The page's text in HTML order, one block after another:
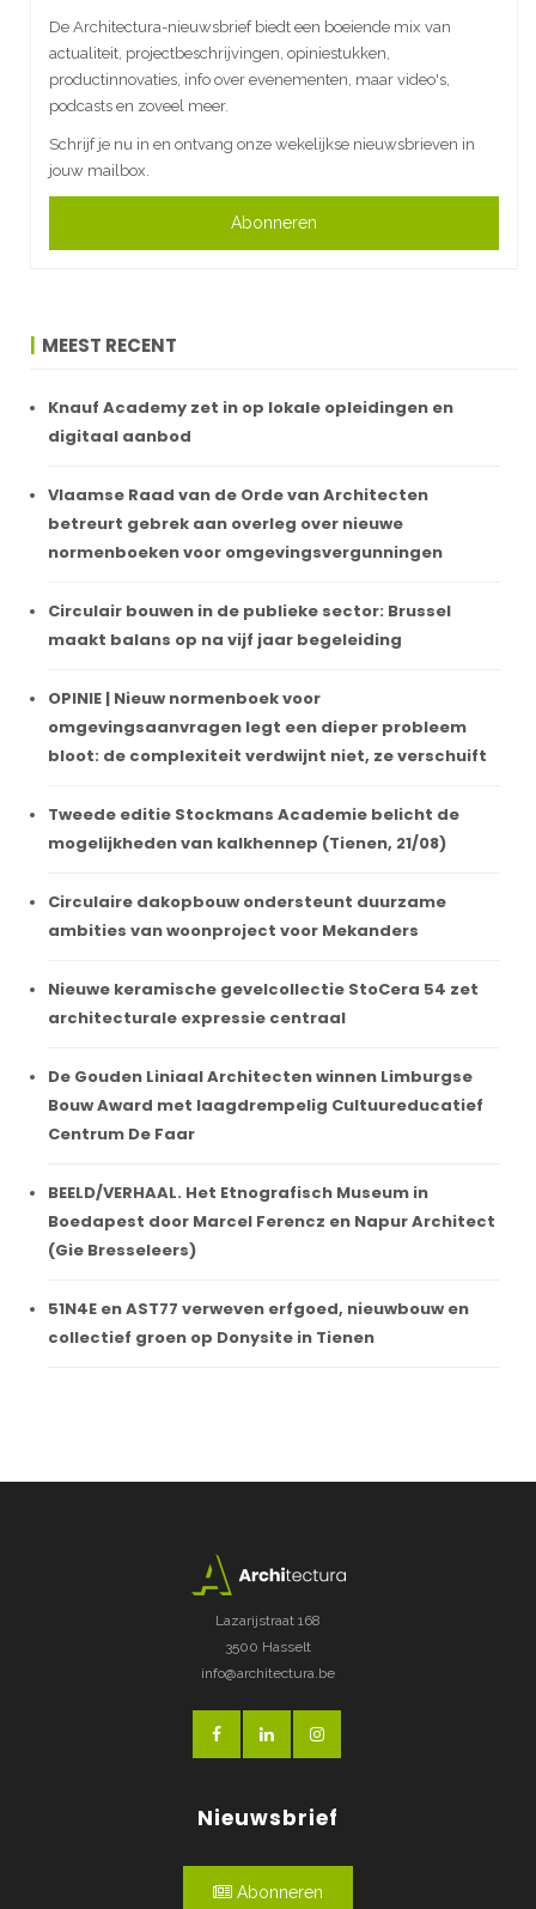
De Architectura-nieuwsbrief biedt een boeiende mix van
actualiteit, projectbeschrijvingen, opiniestukken,
productinnovaties, info over evenementen, maar video's,
podcasts en zoveel meer.
Schrijf je nu in en ontvang onze wekelijkse nieuwsbrieven in
jouw mailbox.
Abonneren
MEEST RECENT
Knauf Academy zet in op lokale opleidingen en
digitaal aanbod
Vlaamse Raad van de Orde van Architecten
betreurt gebrek aan overleg over nieuwe
normenboeken voor omgevingsvergunningen
Circulair bouwen in de publieke sector: Brussel
maakt balans op na vijf jaar begeleiding
OPINIE | Nieuw normenboek voor
omgevingsaanvragen legt een dieper probleem
bloot: de complexiteit verdwijnt niet, ze verschuift
Tweede editie Stockmans Academie belicht de
mogelijkheden van kalkhennep (Tienen, 21/08)
Circulaire dakopbouw ondersteunt duurzame
ambities van woonproject voor Mekanders
Nieuwe keramische gevelcollectie StoCera 54 zet
architecturale expressie centraal
De Gouden Liniaal Architecten winnen Limburgse
Bouw Award met laagdrempelig Cultuureducatief
Centrum De Faar
BEELD/VERHAAL. Het Etnografisch Museum in
Boedapest door Marcel Ferencz en Napur Architect
(Gie Bresseleers)
51N4E en AST77 verweven erfgoed, nieuwbouw en
collectief groen op Donysite in Tienen
Lazarijstraat 168
3500 Hasselt
info@architectura.be
Nieuwsbrief
Abonneren